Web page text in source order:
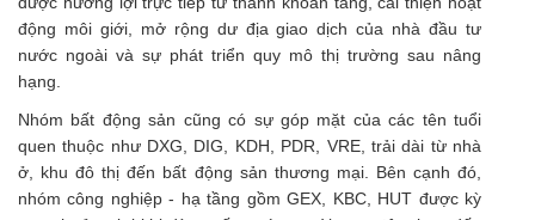
động môi giới, mở rộng dư địa giao dịch của nhà đầu tư
nước ngoài và sự phát triển quy mô thị trường sau nâng
hạng.
Nhóm bất động sản cũng có sự góp mặt của các tên tuổi
quen thuộc như DXG, DIG, KDH, PDR, VRE, trải dài từ nhà
ở, khu đô thị đến bất động sản thương mại. Bên cạnh đó,
nhóm công nghiệp - hạ tầng gồm GEX, KBC, HUT được kỳ